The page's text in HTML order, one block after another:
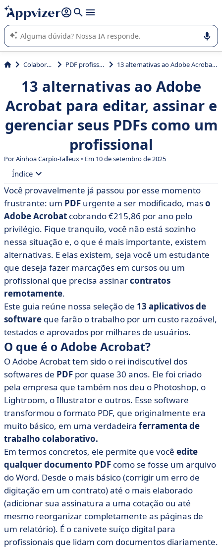
de nossa IA (várias linhas com
A IA do Appvizer o orienta no uso ou na seleção de software
SaaS para sua empresa.
Colaboração PDF profissional 13 alternativas ao Adobe Acrobat para editar, assinar e gerenciar seus PDFs como um profissional
13 alternativas ao Adobe
Acrobat para editar, assinar e
gerenciar seus PDFs como um
profissional
Por Ainhoa Carpio-Talleux • Em 10 de setembro de 2025
Índice
• O que é o Adobe Acrobat?
• Por que considerar uma alternativa ao Adobe
Acrobat?
• Tabela comparativa das 13 melhores alternativas ao
Adobe Acrobat
• Nossas 13 principais alternativas ao Adobe Acrobat
• Como escolher a alternativa certa para o Adobe
Acrobat?
• O Adobe Acrobat é coisa do passado? Talvez sim... a
escolha é sua
Você provavelmente já passou por esse momento
frustrante: um PDF urgente a ser modificado, maso
Adobe Acrobat cobrando €215,86 por ano pelo
privilégio. Fique tranquilo, você não está sozinho
nessa situação e, o que é mais importante, existem
alternativas. E elas existem, seja você um estudante
que deseja fazer marcações em cursos ou um
profissional que precisa assinarcontratos
remotamente.
Este guia reúne nossa seleção de 13 aplicativos de
software que farão o trabalho por um custo razoável,
testados e aprovados por milhares de usuários.
O que é o Adobe Acrobat?
O Adobe Acrobat tem sido o rei indiscutível dos
softwares de PDF por quase 30 anos. Ele foi criado
pela empresa que também nos deu o Photoshop, o
Lightroom, o Illustrator e outros. Esse software
transformou o formato PDF, que originalmente era
muito básico, em uma verdadeira ferramenta de
trabalho colaborativo.
Em termos concretos, ele permite que você edite
qualquer documento PDF como se fosse um arquivo
do Word. Desde o mais básico (corrigir um erro de
digitação em um contrato) até o mais elaborado
(adicionar sua assinatura a uma cotação ou até
mesmo reorganizar completamente as páginas de
um relatório). É o canivete suíço digital para
profissionais que lidam com documentos diariamente.